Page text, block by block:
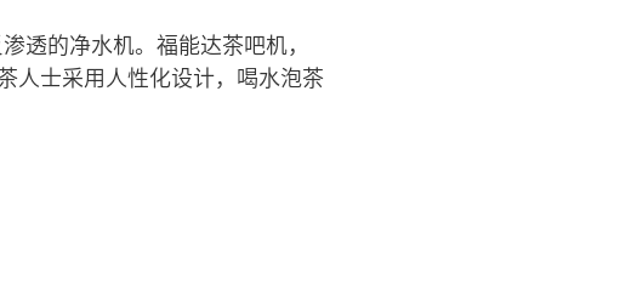
透的净水机。福能达茶吧机，
人士采用人性化设计，喝水泡茶